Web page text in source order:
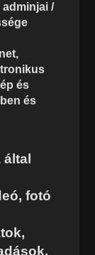
adminjai /
és
és
fotó